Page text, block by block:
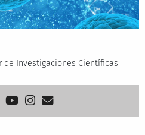
de Investigaciones Científicas